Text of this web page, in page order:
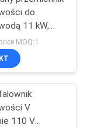
do
11 kW,
MOQ:1
V
110 V